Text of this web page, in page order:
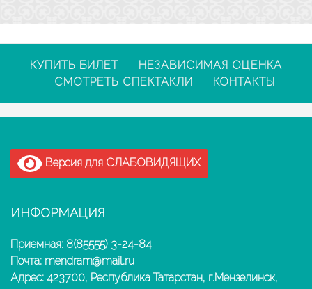
КУПИТЬ БИЛЕТ
НЕЗАВИСИМАЯ ОЦЕНКА
СМОТРЕТЬ СПЕКТАКЛИ
КОНТАКТЫ
Версия для СЛАБОВИДЯЩИХ
ИНФОРМАЦИЯ
Приемная: 8(85555) 3-24-84
Почта: mendram@mail.ru
Адрес: 423700, Республика Татарстан, г.Мензелинск,